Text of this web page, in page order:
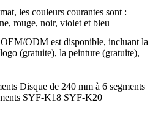
les couleurs courantes sont :
rouge, noir, violet et bleu
ODM est disponible, incluant la
(gratuite), la peinture (gratuite),
Disque de 240 mm à 6 segments
SYF-K18 SYF-K20